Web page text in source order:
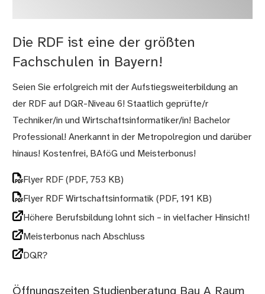
Die RDF ist eine der größten
Fachschulen in Bayern!
Seien Sie erfolgreich mit der Aufstiegsweiterbildung an
der RDF auf DQR-Niveau 6! Staatlich geprüfte/r
Techniker/in und Wirtschaftsinformatiker/in! Bachelor
Professional! Anerkannt in der Metropolregion und darüber
hinaus! Kostenfrei, BAföG und Meisterbonus!
Flyer RDF(PDF, 753 KB)
Flyer RDF Wirtschaftsinformatik(PDF, 191 KB)
Höhere Berufsbildung lohnt sich – in vielfacher Hinsicht!
Meisterbonus nach Abschluss
DQR?
Öffnungszeiten Studienberatung Bau A Raum